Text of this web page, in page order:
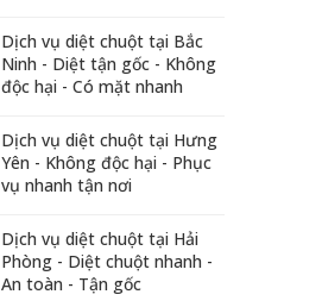
Dịch vụ diệt chuột tại Bắc
Ninh - Diệt tận gốc - Không
độc hại - Có mặt nhanh
Dịch vụ diệt chuột tại Hưng
Yên - Không độc hại - Phục
vụ nhanh tận nơi
Dịch vụ diệt chuột tại Hải
Phòng - Diệt chuột nhanh -
An toàn - Tận gốc